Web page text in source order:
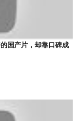
国产片，却靠口碑成